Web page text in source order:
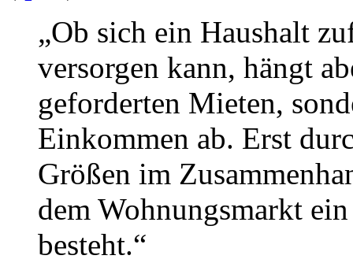
„Ob sich ein Haushalt
versorgen kann, hängt
geforderten Mieten,
Einkommen ab. Erst
Größen im
dem Wohnungsmarkt
besteht.“